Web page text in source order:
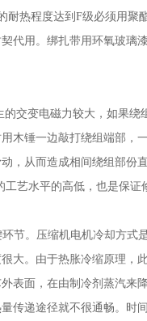
热程度达到F级必须用聚
代用。绑扎带用环氧玻璃
交变电磁力较大，如果
木锤一边敲打绕组端部，
，从而造成相间绕组部份
艺水平的高低，也是保证
节。压缩机电机冷却方式
大。由于热胀冷缩原理，
表面，在由制冷剂蒸汽来
传递途径就不很通畅。时